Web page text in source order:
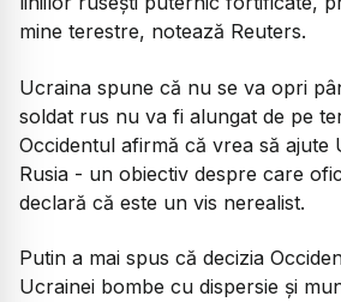
mine terestre, notează Reuters.
Ucraina spune că nu se va opri
soldat rus nu va fi alungat de pe
Occidentul afirmă că vrea să ajute
Rusia - un obiectiv despre care
declară că este un vis nerealist.
Putin a mai spus că decizia
Ucrainei bombe cu dispersie şi